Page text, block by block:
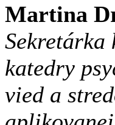
Martina
Sekretárka
katedry
vied a